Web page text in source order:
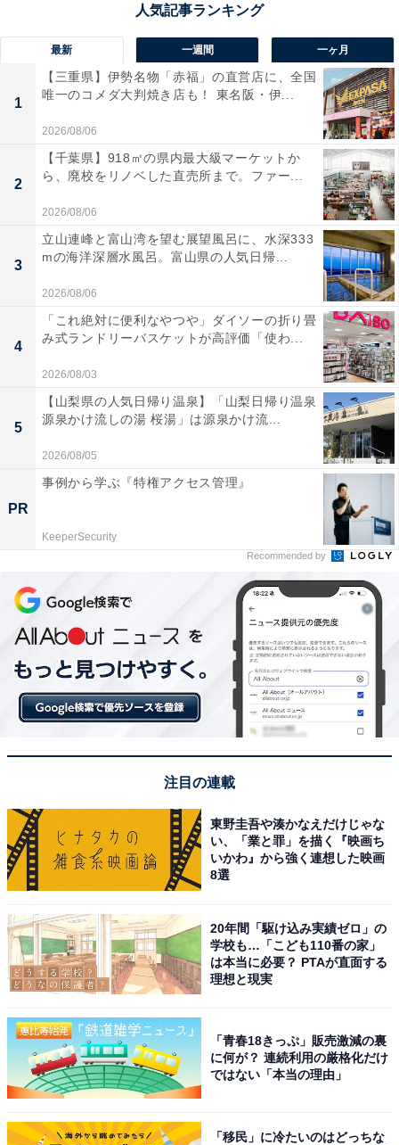
ろが盛りだくさん。地熱を活用した「地獄蒸し」料理も
楽しめる施設があり、目でも舌でも楽しめるスポットと
して多くの旅行者を惹きつけています。
回答者からは「子どもの頃に一度だけ行った記憶があっ
て泥地獄を鮮明に覚えているのであらためて地獄めぐり
がしたい」（30代女性／新潟県）、「血の池地獄など、
本物の地獄かと見紛うような体験をすることが出来るか
ら」（50代男性／東京都）、「不思議な色の池を見るこ
とができ、周囲にはおいしい飲食店もたくさんあるた
め」（30代男性／福岡県）といった声が集まりました。
次ページ ランキング結果を見る
好き＆行ってみたい「熊本県の絶景スポット」
ランキング！ 2位は阿蘇市の「大観峰」、1位
は？
最新 一週間 一ヶ月
1
【三重県】伊勢名物「赤福」の直営店に、全国
唯一のコメダ大判焼き店も！ 東名阪・伊...
2026/08/06
2
【千葉県】918㎡の県内最大級マーケットか
ら、廃校をリノベした直売所まで。ファー...
2026/08/06
3
立山連峰と富山湾を望む展望風呂に、水深333
mの海洋深層水風呂。富山県の人気日帰...
2026/08/06
4
「これ絶対に便利なやつや」ダイソーの折り畳
み式ランドリーバスケットが高評価「使わ...
2026/08/03
5
【山梨県の人気日帰り温泉】「山梨日帰り温泉
源泉かけ流しの湯 桜湯」は源泉かけ流...
2026/08/05
PR
事例から学ぶ『特権アクセス管理』
KeeperSecurity
Recommended by
注目の連載
東野圭吾や湊かなえだけじゃな
い、「業と罪」を描く『映画ち
いかわ』から強く連想した映画
8選
20年間「駆け込み実績ゼロ」の
学校も…「こども110番の家」
は本当に必要？ PTAが直面する
理想と現実
「青春18きっぷ」販売激減の裏
に何が？ 連続利用の厳格化だけ
ではない「本当の理由」
「移民」に冷たいのはどっちな